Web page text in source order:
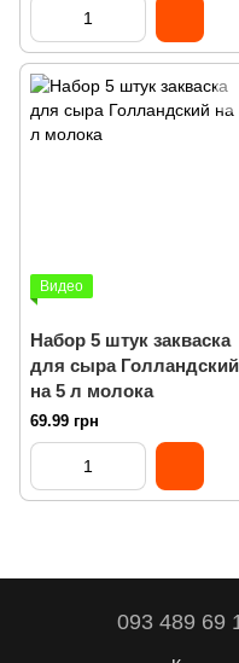
Видео
Набор 5 штук закваска
для сыра Голландский
на 5 л молока
69.99 грн
093 489 69